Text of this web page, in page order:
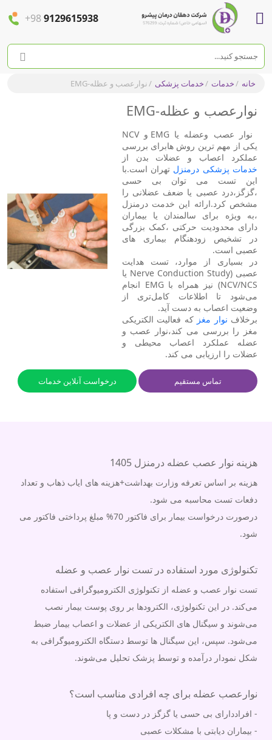
+989129615938
خانه /خدمات /خدمات پزشکی /نوارعصب و عظله-EMG
نوارعصب و عظله-EMG
نوار عصب وعضله یا EMG و NCV
یکی از مهم ترین روش هابرای بررسی
عملکرد اعصاب و عضلات بدن از
خدمات پزشکی درمنزل تهران است.با
این تست می توان بی حسی
،گزگز،درد عصبی یا ضعف عضلانی را
مشخص کرد.ارائه این خدمت درمنزل
،به ویژه برای سالمندان یا بیماران
دارای محدودیت حرکتی ،کمک بزرگی
در تشخیص زودهنگام بیماری های
عصبی است.
در بسیاری از موارد، تست هدایت
عصبی (Nerve Conduction Study یا
NCV/NCS) نیز همراه با EMG انجام
می‌شود تا اطلاعات کامل‌تری از
وضعیت اعصاب به دست آید.
برخلاف نوار مغزکه فعالیت الکتریکی
مغز را بررسی می کند،نوار عصب و
عضله عملکرد اعصاب محیطی و
عضلات را ارزیابی می کند.
تماس مستقیم درخواست آنلاین خدمات
هزینه نوار عصب عضله درمنزل 1405
هزینه بر اساس تعرفه وزارت بهداشت+هزینه های ایاب ذهاب و تعداد
دفعات تست محاسبه می شود.
درصورت درخواست بیمار برای فاکتور 70% مبلغ پرداختی فاکتور می
شود.
تکنولوژی مورد استفاده در تست نوار عصب و عضله
تست نوار عصب و عضله از تکنولوژی الکترومیوگرافی استفاده
می‌کند. در این تکنولوژی، الکترودها بر روی پوست بیمار نصب
می‌شوند و سیگنال های الکتریکی از عضلات و اعصاب بیمار ضبط
می‌شود. سپس، این سیگنال ها توسط دستگاه الکترومیوگرافی به
شکل نمودار درآمده و توسط پزشک تحلیل می‌شوند.
نوارعصب عضله برای چه افرادی مناسب است؟
- افراددارای بی حسی یا گزگز در دست و پا
- بیماران دیابتی با مشکلات عصبی